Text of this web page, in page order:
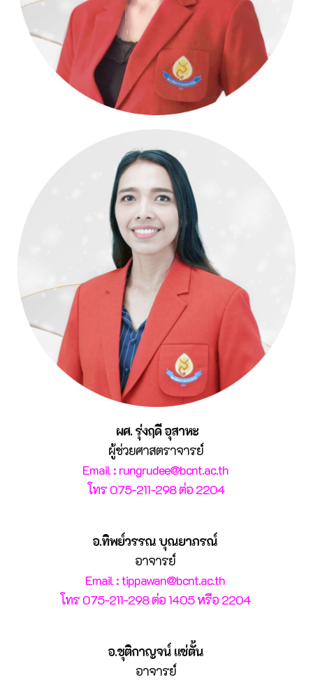
ผศ. รุ่งฤดี อุสาหะ
ผู้ช่วยศาสตราจารย์
Email : rungrudee@bcnt.ac.th
โทร 075-211-298 ต่อ 2204
อ.ทิพย์วรรณ บุณยาภรณ์
อาจารย์
Email : tippawan@bcnt.ac.th
โทร 075-211-298 ต่อ 1405 หรือ 2204
อ.ชุติกาญจน์ แซ่ตั้น
อาจารย์